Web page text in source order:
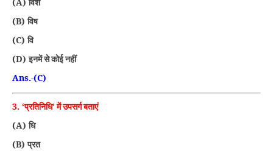
विश
(B)विष
(C)वि
(D)इनमें से कोई नहीं
Ans.-(C)
3. ‘प्रतिनिधि’ में उपसर्ग बताएं
(A)धि
(B)प्रत